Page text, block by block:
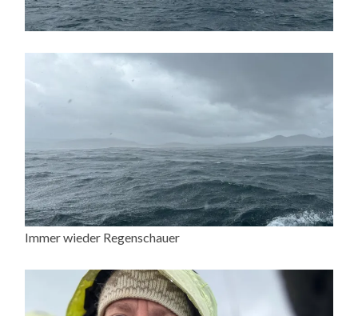
Immer wieder Regenschauer